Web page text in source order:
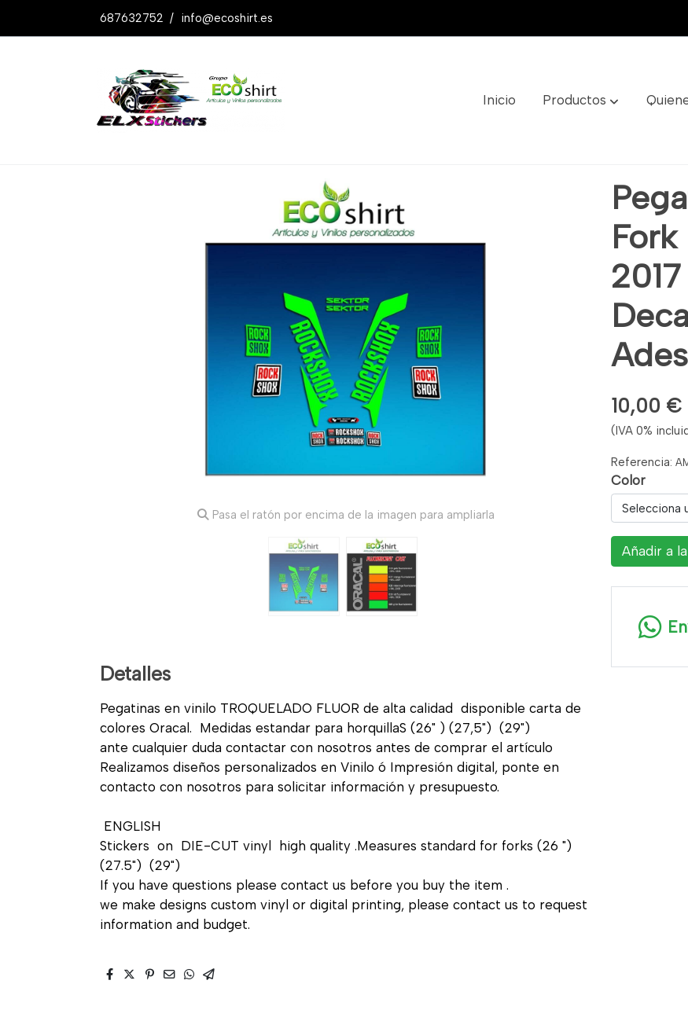
687632752 / info@ecoshirt.es
Inicio Productos
Productos Pegatinas Stickers Fork Rock Shox Sektor 2017 Am151 Aufkleber Decals
Pasa el ratón por encima de la imagen para ampliarla
Detalles
Pegatinas en vinilo TROQUELADO FLUOR de alta calidad disponible carta de
colores Oracal. Medidas estandar para horquillaS (26" ) (27,5") (29")
ante cualquier duda contactar con nosotros antes de comprar el artículo
Realizamos diseños personalizados en Vinilo ó Impresión digital, ponte en
contacto con nosotros para solicitar información y presupuesto.
ENGLISH
Stickers on DIE-CUT vinyl high quality .Measures standard for forks (26 ")
(27.5") (29")
If you have questions please contact us before you buy the item .
we make designs custom vinyl or digital printing, please contact us to request
information and budget.
10,00 €
(IVA 0%
Referencia:
Color
Selecciona
Añadir a